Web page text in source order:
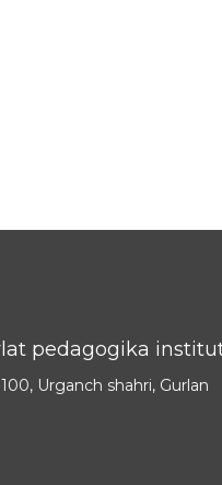
pedagogika
Urganch shahri, Gurlan